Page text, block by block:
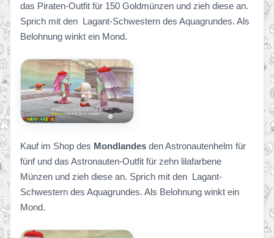
das Piraten-Outfit für 150 Goldmünzen und zieh diese an.
Sprich mit den Lagant-Schwestern des Aquagrundes. Als
Belohnung winkt ein Mond.
Kauf im Shop des Mondlandes den Astronautenhelm für
fünf und das Astronauten-Outfit für zehn lilafarbene
Münzen und zieh diese an. Sprich mit den Lagant-
Schwestern des Aquagrundes. Als Belohnung winkt ein
Mond.